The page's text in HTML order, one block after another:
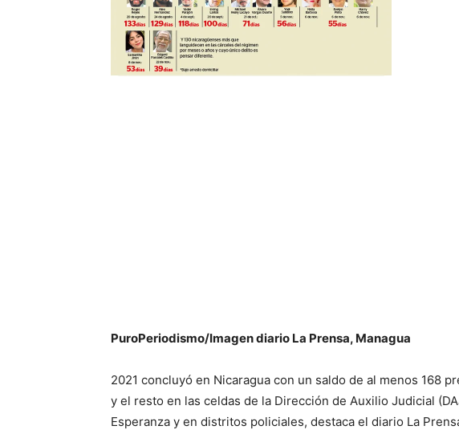
PuroPeriodismo/Imagen diario La Prensa, Managua
2021 concluyó en Nicaragua con un saldo de al menos 168
y el resto en las celdas de la Dirección de Auxilio Judicial
Esperanza y en distritos policiales, destaca el diario La